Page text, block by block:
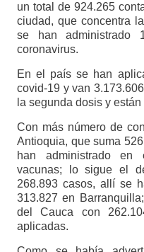
un total de 924.265
ciudad, que concentra
se han administrado
coronavirus.
En el país se han
covid-19 y van
la segunda dosis y
Con más número de
Antioquia, que suma
han administrado en
vacunas; lo sigue el
268.893 casos, allí se
313.827 en
del Cauca con
aplicadas.